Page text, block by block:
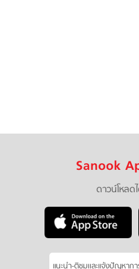
Sanook
ดาวน์โหลด
แนะนำ-ติชมเเละแจ้งปัญหากา